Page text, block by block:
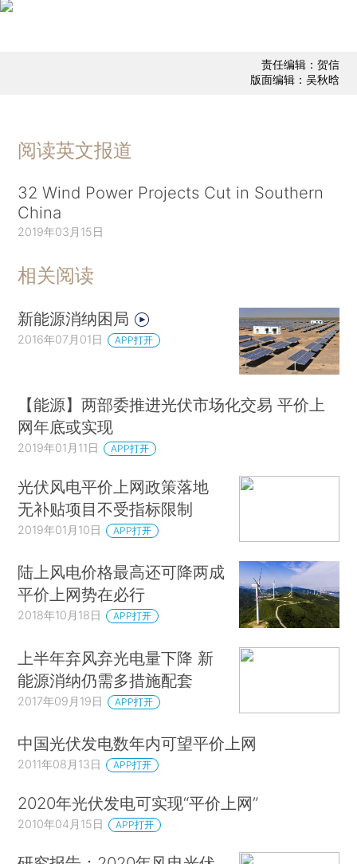
责任编辑：贺信
版面编辑：吴秋晗
阅读英文报道
32 Wind Power Projects Cut in Southern
China
2019年03月15日
相关阅读
新能源消纳困局
2016年07月01日 APP打开
【能源】两部委推进光伏市场化交易 平价上
网年底或实现
2019年01月11日 APP打开
光伏风电平价上网政策落地
无补贴项目不受指标限制
2019年01月10日 APP打开
陆上风电价格最高还可降两成
平价上网势在必行
2018年10月18日 APP打开
上半年弃风弃光电量下降 新
能源消纳仍需多措施配套
2017年09月19日 APP打开
中国光伏发电数年内可望平价上网
2011年08月13日 APP打开
2020年光伏发电可实现“平价上网”
2010年04月15日 APP打开